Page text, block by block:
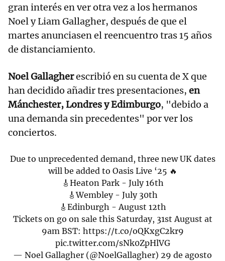
gran interés en ver otra vez a los hermanos
Noel y Liam Gallagher, después de que el
martes anunciasen el reencuentro tras 15 años
de distanciamiento.
Noel Gallagherescribió en su cuenta de X que
han decidido añadir tres presentaciones, en
Mánchester, Londres y Edimburgo, "debido a
una demanda sin precedentes" por ver los
conciertos.
Due to unprecedented demand, three new UK dates
will be added to Oasis Live ‘25 🔥
🎸Heaton Park - July 16th
🎸Wembley - July 30th
🎸Edinburgh - August 12th
Tickets on go on sale this Saturday, 31st August at
9am BST: https://t.co/oQKxgC2kr9
pic.twitter.com/sNk0ZpHlVG
— Noel Gallagher (@NoelGallagher) 29 de agosto